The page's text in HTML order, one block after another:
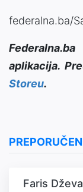
federalna.ba/
aplikacija.
Storeu.
Faris